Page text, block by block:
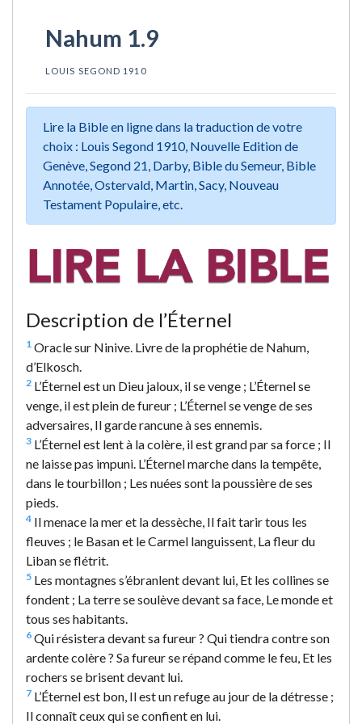
Nahum 1.9
LOUIS SEGOND 1910
Lire la Bible en ligne dans la traduction de votre
choix : Louis Segond 1910, Nouvelle Edition de
Genève, Segond 21, Darby, Bible du Semeur, Bible
Annotée, Ostervald, Martin, Sacy, Nouveau
Testament Populaire, etc.
Description de l’Éternel
1 Oracle sur Ninive. Livre de la prophétie de Nahum,
d’Elkosch.
2 L’Éternel est un Dieu jaloux, il se venge ; L’Éternel se
venge, il est plein de fureur ; L’Éternel se venge de ses
adversaires, Il garde rancune à ses ennemis.
3 L’Éternel est lent à la colère, il est grand par sa force ; Il
ne laisse pas impuni. L’Éternel marche dans la tempête,
dans le tourbillon ; Les nuées sont la poussière de ses
pieds.
4 Il menace la mer et la dessèche, Il fait tarir tous les
fleuves ; le Basan et le Carmel languissent, La fleur du
Liban se flétrit.
5 Les montagnes s’ébranlent devant lui, Et les collines se
fondent ; La terre se soulève devant sa face, Le monde et
tous ses habitants.
6 Qui résistera devant sa fureur ? Qui tiendra contre son
ardente colère ? Sa fureur se répand comme le feu, Et les
rochers se brisent devant lui.
7 L’Éternel est bon, Il est un refuge au jour de la détresse ;
Il connaît ceux qui se confient en lui.